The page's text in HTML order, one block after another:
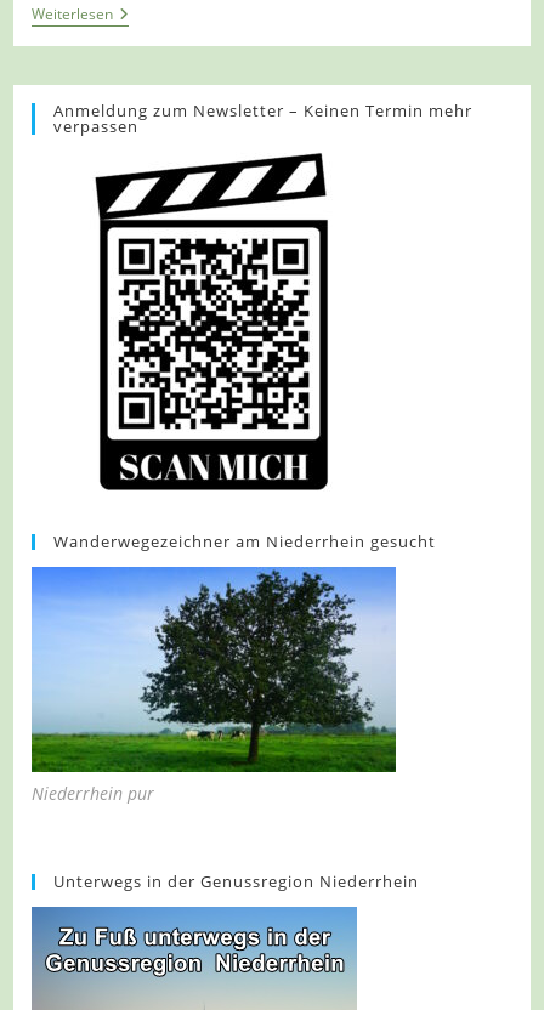
WeiterlesenTour
1318
–
–
Merselo
–
Niederländische
Sümpfe
Anmeldung zum Newsletter – Keinen Termin mehr
verpassen
Wanderwegezeichner am Niederrhein gesucht
Niederrhein pur
Unterwegs in der Genussregion Niederrhein